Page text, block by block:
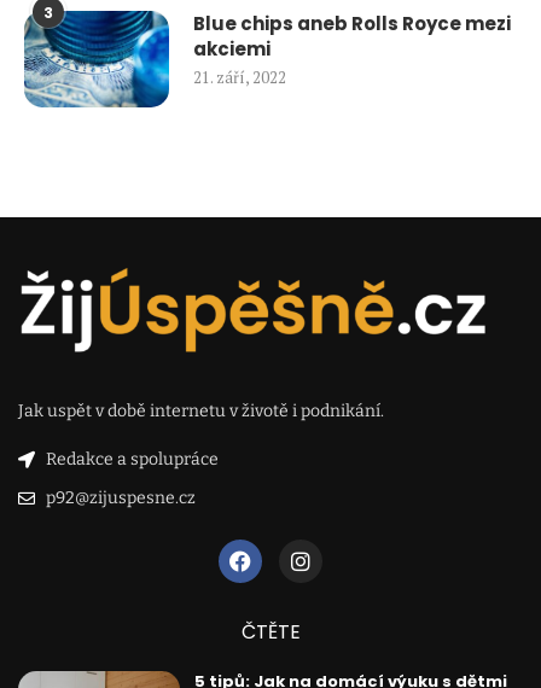
3
Blue chips aneb Rolls Royce mezi
akciemi
21. září, 2022
Jak uspět v době internetu v životě i podnikání.
Redakce a spolupráce
p92@zijuspesne.cz
ČTĚTE
5 tipů: Jak na domácí výuku s dětmi